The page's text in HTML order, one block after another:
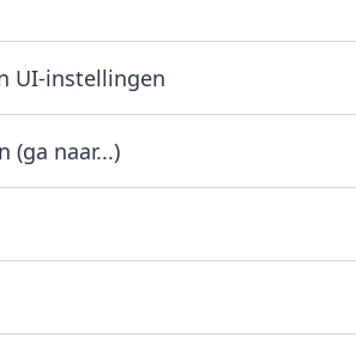
UI-instellingen
(ga naar...)